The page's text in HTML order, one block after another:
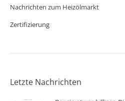
Nachrichten zum Heizölmarkt
Zertifizierung
Letzte Nachrichten